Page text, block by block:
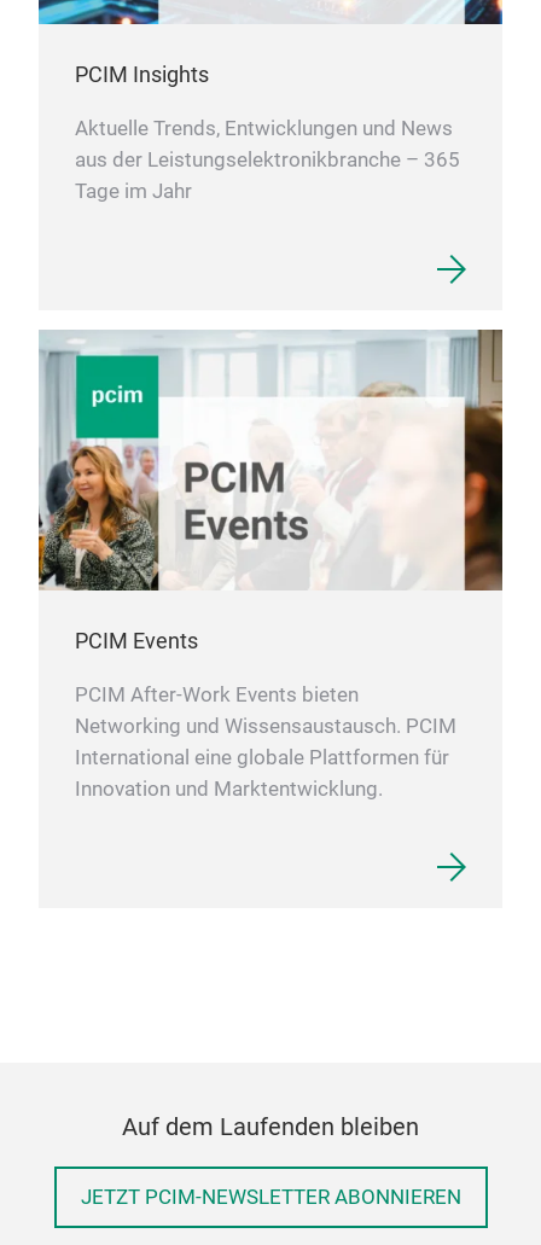
PCIM Insights
Aktuelle Trends, Entwicklungen und News
aus der Leistungselektronikbranche – 365
Tage im Jahr
PCIM Events
PCIM After-Work Events bieten
Networking und Wissensaustausch. PCIM
International eine globale Plattformen für
Innovation und Marktentwicklung.
Auf dem Laufenden bleiben
JETZT PCIM-NEWSLETTER ABONNIEREN